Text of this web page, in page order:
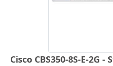
Cisco CBS350-8S-E-2G